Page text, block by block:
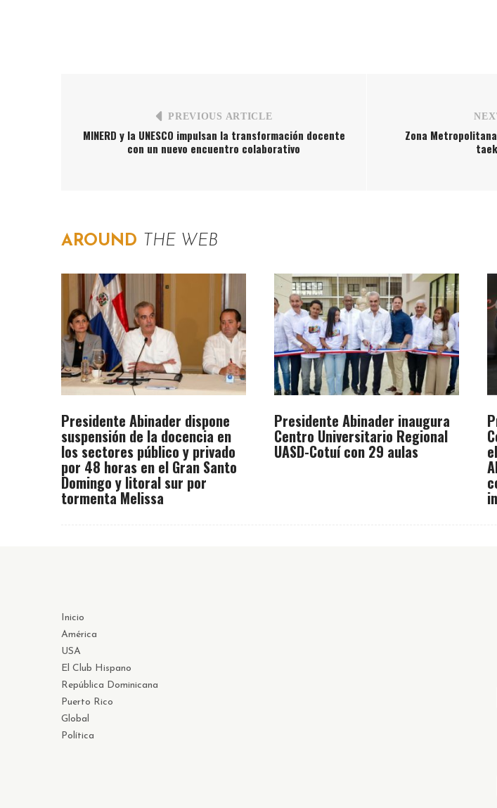
PREVIOUS ARTICLE
MINERD y la UNESCO impulsan la transformación docente
con un nuevo encuentro colaborativo
Zona
AROUND THE WEB
Presidente Abinader dispone
suspensión de la docencia en
los sectores público y privado
por 48 horas en el Gran Santo
Domingo y litoral sur por
tormenta Melissa
Presidente Abinader inaugura
Centro Universitario Regional
UASD-Cotuí con 29 aulas
Inicio
América
USA
El Club Hispano
República Dominicana
Puerto Rico
Global
Política